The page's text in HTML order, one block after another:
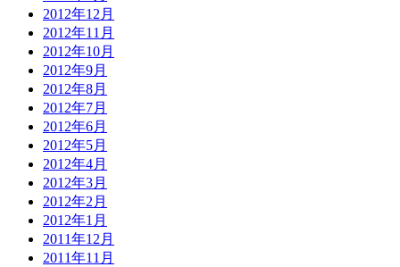
2012年12月
2012年11月
2012年10月
2012年9月
2012年8月
2012年7月
2012年6月
2012年5月
2012年4月
2012年3月
2012年2月
2012年1月
2011年12月
2011年11月